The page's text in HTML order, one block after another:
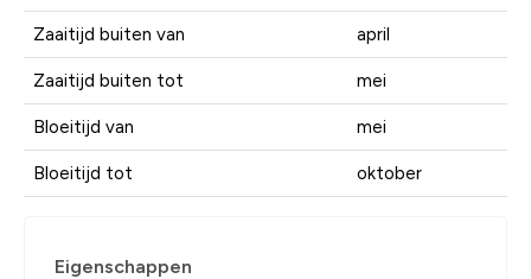
Zaaitijd buiten van april
Zaaitijd buiten tot mei
Bloeitijd van mei
Bloeitijd tot oktober
Eigenschappen